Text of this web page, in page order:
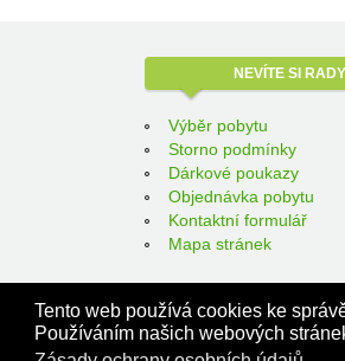
Tento web používá cookies ke
Používáním našich webových
NEVÍTE SI
Výběr pobytu
Storno podmínky
Dárkové poukazy
Objednávka pobytu
Kontaktní formulář
Mapa stránek